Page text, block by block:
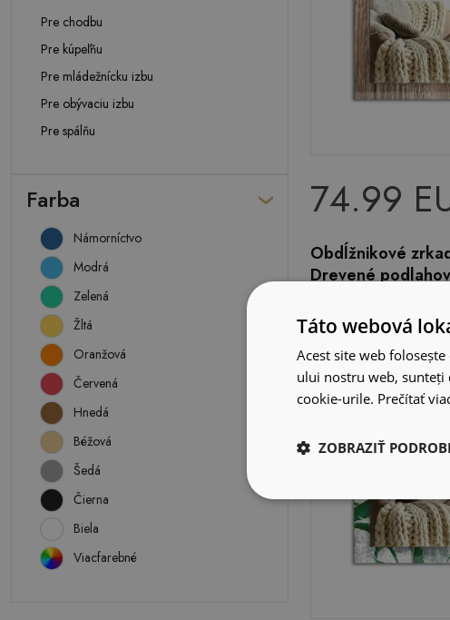
Pre chodbu
Pre kúpeľňu
Pre mládežnícku izbu
Pre obývaciu izbu
Pre spálňu
Farba
Námorníctvo
Modrá
Zelená
Žltá
Oranžová
Červená
Hnedá
Béžová
Šedá
Čierna
Biela
Viacfarebné
74.99
Obdĺžnikové
Drevené
Táto webová
Acest site web
ului nostru web, sunteți
cookie-urile. Prečítať
ZOBRAZIŤ